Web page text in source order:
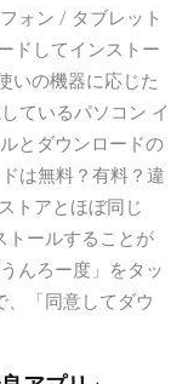
ォン / タブレット
ドしてインストー
いの機器に応じた
ているパソコン イ
とダウンロードの
は無料？有料？違
トアとほぼ同じ
トールすることが
んろー度」をタッ
、「同意してダウ